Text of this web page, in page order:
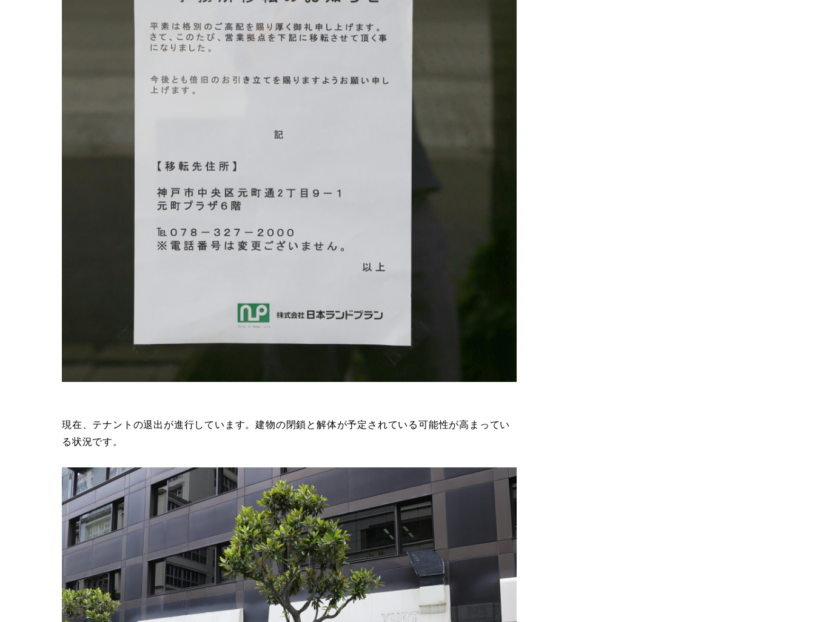
現在、テナントの退出が進行しています。建物の閉鎖と解体が予定されている可能性が高まってい
る状況です。